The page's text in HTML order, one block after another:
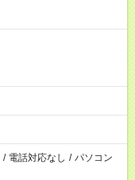
/ 電話対応なし / パソコン